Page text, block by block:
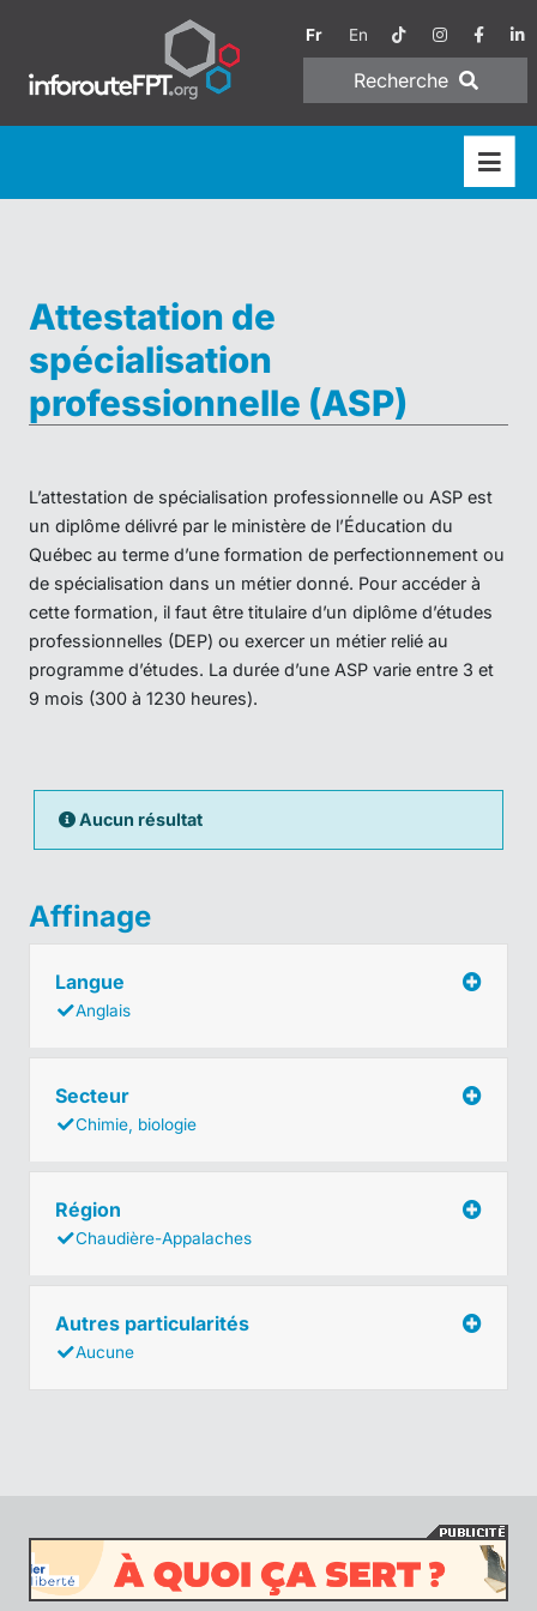
Fr En
Recherche
Attestation de
spécialisation
professionnelle (ASP)
L’attestation de spécialisation professionnelle ou ASP est
un diplôme délivré par le ministère de l’Éducation du
Québec au terme d’une formation de perfectionnement ou
de spécialisation dans un métier donné. Pour accéder à
cette formation, il faut être titulaire d’un diplôme d’études
professionnelles (DEP) ou exercer un métier relié au
programme d’études. La durée d’une ASP varie entre 3 et
9 mois (300 à 1230 heures).
Aucun résultat
Affinage
Langue
Anglais
Secteur
Chimie, biologie
Région
Chaudière-Appalaches
Autres particularités
Aucune